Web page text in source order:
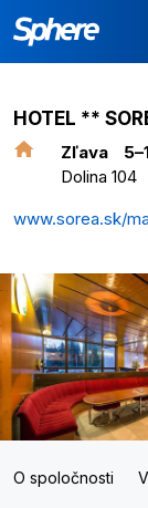
HOTEL **
Zľava
Dolina 104
www.sorea.sk/
O spoločnosti